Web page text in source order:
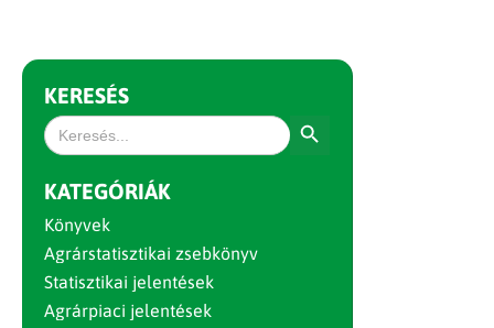
KERESÉS
Search
for:
KATEGÓRIÁK
Könyvek
Agrárstatisztikai zsebkönyv
Statisztikai jelentések
Agrárpiaci jelentések